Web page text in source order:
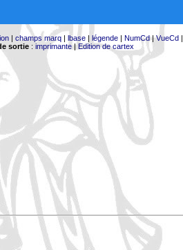
| champs marq| lbase| légende| NumCd|VueCd|
sortie: imprimante|Edition de cartex